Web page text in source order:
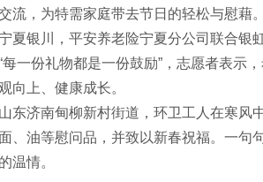
流，为特需家庭带去节日的轻松与慰藉
银川，平安养老险宁夏分公司联合银
每一份礼物都是一份鼓励”，志愿者表示
向上、健康成长。
济南甸柳新村街道，环卫工人在寒风
面、油等慰问品，并致以新春祝福。一
温情。